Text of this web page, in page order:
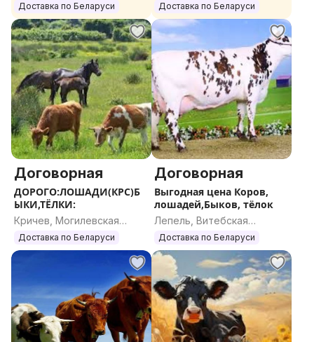
Доставка по Беларуси Доставка по Беларуси
Договорная
ДОРОГО:ЛОШАДИ(КРС)Б
ЫКИ,ТЁЛКИ:
Кричев, Могилевская
область
Доставка по Беларуси
Договорная
Выгодная цена Коров,
лошадей,Быков, тёлок
Лепель, Витебская
область
Доставка по Беларуси